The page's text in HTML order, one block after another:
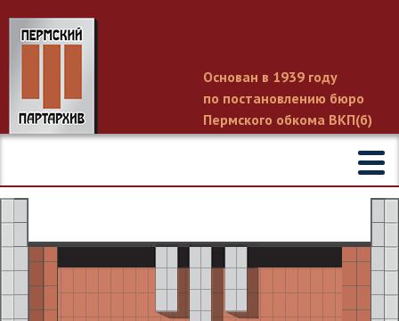
Основан в 1939 году
по постановлению бюро
Пермского обкома ВКП(б)